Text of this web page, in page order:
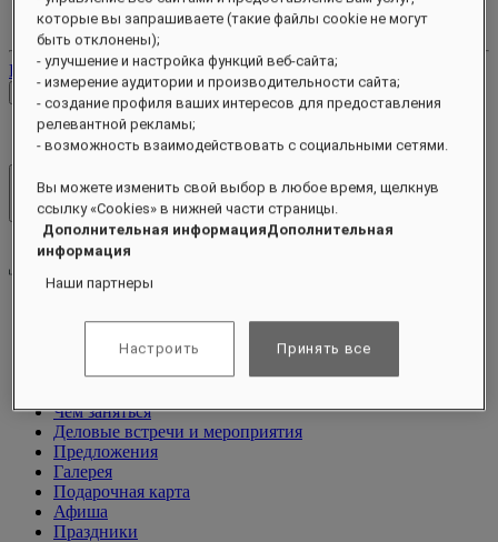
Ваши бронирования
Выйти
Проверить тарифы
Отели и курорты
Открыть меню
Номера и люксы
Питание
Чем заняться
Деловые встречи и мероприятия
Предложения
Галерея
Подарочная карта
Афиша
Праздники
которые вы запрашиваете (такие файлы cookie не могут
быть отклонены);
- улучшение и настройка функций веб-сайта;
- измерение аудитории и производительности сайта;
- создание профиля ваших интересов для предоставления
релевантной рекламы;
- возможность взаимодействовать с социальными сетями.
Вы можете изменить свой выбор в любое время, щелкнув
ссылку «Cookies» в нижней части страницы.
Дополнительная информацияДополнительная
информация
Наши партнеры
Настроить Принять все